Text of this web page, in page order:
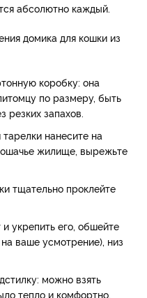
абсолютно каждый.
домика для кошки из
коробку: она
по размеру, быть
резких запахов.
нанесите на
жилище, вырежьте
тщательно проклейте
укрепить его, обшейте
ваше усмотрение), низ
можно взять
тепло и комфортно.